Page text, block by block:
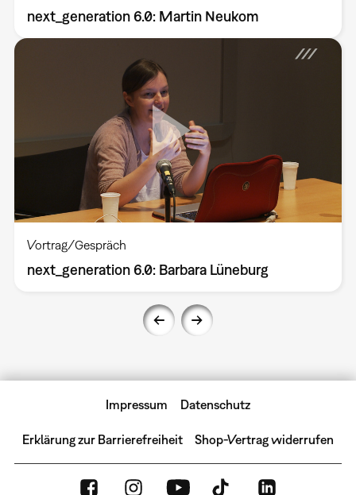
next_generation 6.0: Martin Neukom
Vortrag/Gespräch
next_generation 6.0: Barbara Lüneburg
Impressum Datenschutz
Erklärung zur Barrierefreiheit Shop-Vertrag widerrufen